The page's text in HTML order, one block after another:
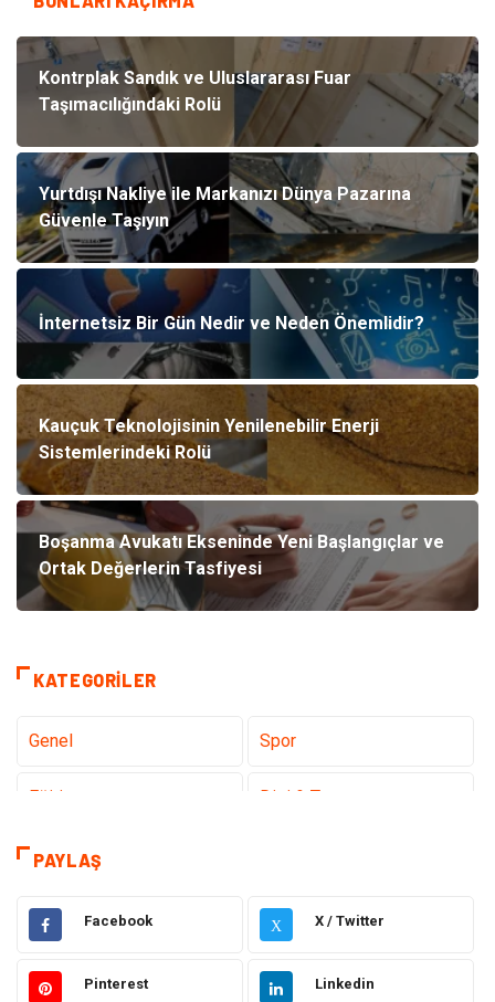
Kontrplak Sandık ve Uluslararası Fuar
Taşımacılığındaki Rolü
Yurtdışı Nakliye ile Markanızı Dünya Pazarına
Güvenle Taşıyın
İnternetsiz Bir Gün Nedir ve Neden Önemlidir?
Kauçuk Teknolojisinin Yenilenebilir Enerji
Sistemlerindeki Rolü
Boşanma Avukatı Ekseninde Yeni Başlangıçlar ve
Ortak Değerlerin Tasfiyesi
KATEGORILER
Genel Spor
Eğitim Dizi & Tv
Dünya'dan Haberler
Müzik İnternet
Ülkemizden Haberler Politika & Siyaset
PAYLAŞ
Facebook X X / Twitter
Pinterest Linkedin